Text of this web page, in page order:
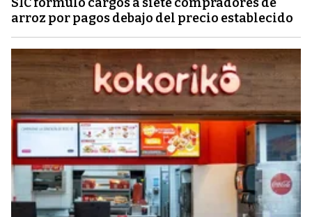
arroz por pagos debajo del precio establecido